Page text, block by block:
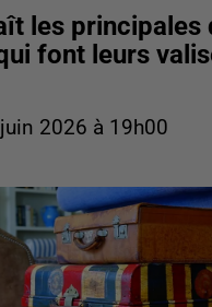
les principales
font leurs
2026 à 19h00